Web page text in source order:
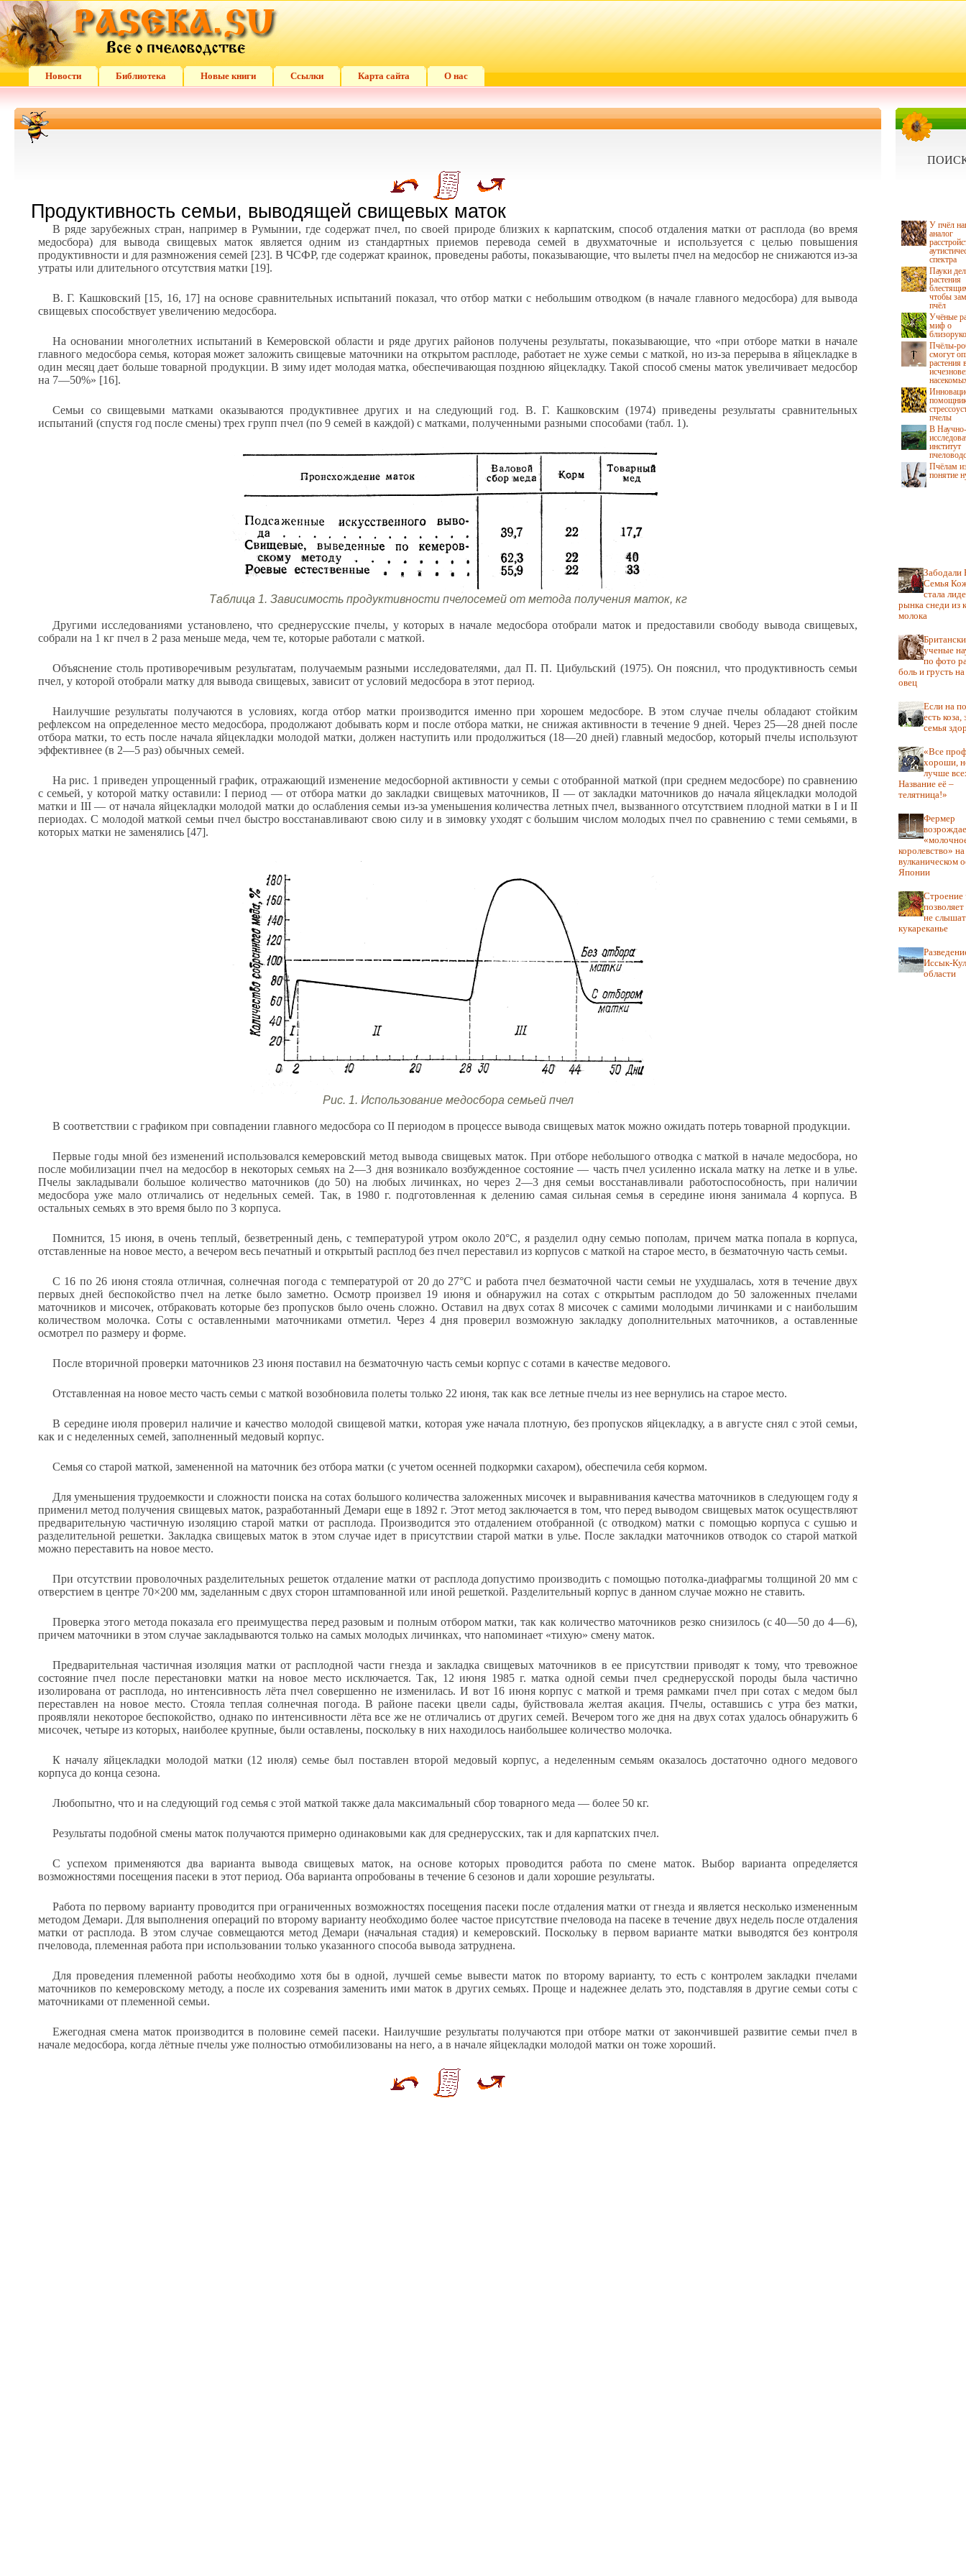
Новости Библиотека Новые книги Ссылки Карта сайта О нас
Продуктивность семьи, выводящей свищевых маток
В ряде зарубежных стран, например в Румынии, где содержат пчел, по своей природе близких к карпатским, способ отдаления матки от расплода (во время
медосбора) для вывода свищевых маток является одним из стандартных приемов перевода семей в двухматочные и используется с целью повышения
продуктивности и для размножения семей [23]. В ЧСФР, где содержат краинок, проведены работы, показывающие, что вылеты пчел на медосбор не снижаются из-за
утраты или длительного отсутствия матки [19].
В. Г. Кашковский [15, 16, 17] на основе сравнительных испытаний показал, что отбор матки с небольшим отводком (в начале главного медосбора) для вывода
свищевых способствует увеличению медосбора.
На основании многолетних испытаний в Кемеровской области и ряде других районов получены результаты, показывающие, что «при отборе матки в начале
главного медосбора семья, которая может заложить свищевые маточники на открытом расплоде, работает не хуже семьи с маткой, но из-за перерыва в яйцекладке в
один месяц дает больше товарной продукции. В зиму идет молодая матка, обеспечивающая позднюю яйцекладку. Такой способ смены маток увеличивает медосбор
на 7—50%» [16].
Семьи со свищевыми матками оказываются продуктивнее других и на следующий год. В. Г. Кашковским (1974) приведены результаты сравнительных
испытаний (спустя год после смены) трех групп пчел (по 9 семей в каждой) с матками, полученными разными способами (табл. 1).
Таблица 1. Зависимость продуктивности пчелосемей от метода получения маток, кг
Другими исследованиями установлено, что среднерусские пчелы, у которых в начале медосбора отобрали маток и предоставили свободу вывода свищевых,
собрали на 1 кг пчел в 2 раза меньше меда, чем те, которые работали с маткой.
Объяснение столь противоречивым результатам, получаемым разными исследователями, дал П. П. Цибульский (1975). Он пояснил, что продуктивность семьи
пчел, у которой отобрали матку для вывода свищевых, зависит от условий медосбора в этот период.
Наилучшие результаты получаются в условиях, когда отбор матки производится именно при хорошем медосборе. В этом случае пчелы обладают стойким
рефлексом на определенное место медосбора, продолжают добывать корм и после отбора матки, не снижая активности в течение 9 дней. Через 25—28 дней после
отбора матки, то есть после начала яйцекладки молодой матки, должен наступить или продолжиться (18—20 дней) главный медосбор, который пчелы используют
эффективнее (в 2—5 раз) обычных семей.
На рис. 1 приведен упрощенный график, отражающий изменение медосборной активности у семьи с отобранной маткой (при среднем медосборе) по сравнению
с семьей, у которой матку оставили: I период — от отбора матки до закладки свищевых маточников, II — от закладки маточников до начала яйцекладки молодой
матки и III — от начала яйцекладки молодой матки до ослабления семьи из-за уменьшения количества летных пчел, вызванного отсутствием плодной матки в I и II
периодах. С молодой маткой семьи пчел быстро восстанавливают свою силу и в зимовку уходят с большим числом молодых пчел по сравнению с теми семьями, в
которых матки не заменялись [47].
Рис. 1. Использование медосбора семьей пчел
В соответствии с графиком при совпадении главного медосбора со II периодом в процессе вывода свищевых маток можно ожидать потерь товарной продукции.
Первые годы мной без изменений использовался кемеровский метод вывода свищевых маток. При отборе небольшого отводка с маткой в начале медосбора, но
после мобилизации пчел на медосбор в некоторых семьях на 2—3 дня возникало возбужденное состояние — часть пчел усиленно искала матку на летке и в улье.
Пчелы закладывали большое количество маточников (до 50) на любых личинках, но через 2—3 дня семьи восстанавливали работоспособность, при наличии
медосбора уже мало отличались от недельных семей. Так, в 1980 г. подготовленная к делению самая сильная семья в середине июня занимала 4 корпуса. В
остальных семьях в это время было по 3 корпуса.
Помнится, 15 июня, в очень теплый, безветренный день, с температурой утром около 20°С, я разделил одну семью пополам, причем матка попала в корпуса,
отставленные на новое место, а вечером весь печатный и открытый расплод без пчел переставил из корпусов с маткой на старое место, в безматочную часть семьи.
С 16 по 26 июня стояла отличная, солнечная погода с температурой от 20 до 27°С и работа пчел безматочной части семьи не ухудшалась, хотя в течение двух
первых дней беспокойство пчел на летке было заметно. Осмотр произвел 19 июня и обнаружил на сотах с открытым расплодом до 50 заложенных пчелами
маточников и мисочек, отбраковать которые без пропусков было очень сложно. Оставил на двух сотах 8 мисочек с самими молодыми личинками и с наибольшим
количеством молочка. Соты с оставленными маточниками отметил. Через 4 дня проверил возможную закладку дополнительных маточников, а оставленные
осмотрел по размеру и форме.
После вторичной проверки маточников 23 июня поставил на безматочную часть семьи корпус с сотами в качестве медового.
Отставленная на новое место часть семьи с маткой возобновила полеты только 22 июня, так как все летные пчелы из нее вернулись на старое место.
В середине июля проверил наличие и качество молодой свищевой матки, которая уже начала плотную, без пропусков яйцекладку, а в августе снял с этой семьи,
как и с неделенных семей, заполненный медовый корпус.
Семья со старой маткой, замененной на маточник без отбора матки (с учетом осенней подкормки сахаром), обеспечила себя кормом.
Для уменьшения трудоемкости и сложности поиска на сотах большого количества заложенных мисочек и выравнивания качества маточников в следующем году я
применил метод получения свищевых маток, разработанный Демари еще в 1892 г. Этот метод заключается в том, что перед выводом свищевых маток осуществляют
предварительную частичную изоляцию старой матки от расплода. Производится это отдалением отобранной (с отводком) матки с помощью корпуса с сушью и
разделительной решетки. Закладка свищевых маток в этом случае идет в присутствии старой матки в улье. После закладки маточников отводок со старой маткой
можно переставить на новое место.
При отсутствии проволочных разделительных решеток отдаление матки от расплода допустимо производить с помощью потолка-диафрагмы толщиной 20 мм с
отверстием в центре 70×200 мм, заделанным с двух сторон штампованной или иной решеткой. Разделительный корпус в данном случае можно не ставить.
Проверка этого метода показала его преимущества перед разовым и полным отбором матки, так как количество маточников резко снизилось (с 40—50 до 4—6),
причем маточники в этом случае закладываются только на самых молодых личинках, что напоминает «тихую» смену маток.
Предварительная частичная изоляция матки от расплодной части гнезда и закладка свищевых маточников в ее присутствии приводят к тому, что тревожное
состояние пчел после перестановки матки на новое место исключается. Так, 12 июня 1985 г. матка одной семьи пчел среднерусской породы была частично
изолирована от расплода, но интенсивность лёта пчел совершенно не изменилась. И вот 16 июня корпус с маткой и тремя рамками пчел при сотах с медом был
переставлен на новое место. Стояла теплая солнечная погода. В районе пасеки цвели сады, буйствовала желтая акация. Пчелы, оставшись с утра без матки,
проявляли некоторое беспокойство, однако по интенсивности лёта все же не отличались от других семей. Вечером того же дня на двух сотах удалось обнаружить 6
мисочек, четыре из которых, наиболее крупные, были оставлены, поскольку в них находилось наибольшее количество молочка.
К началу яйцекладки молодой матки (12 июля) семье был поставлен второй медовый корпус, а неделенным семьям оказалось достаточно одного медового
корпуса до конца сезона.
Любопытно, что и на следующий год семья с этой маткой также дала максимальный сбор товарного меда — более 50 кг.
Результаты подобной смены маток получаются примерно одинаковыми как для среднерусских, так и для карпатских пчел.
С успехом применяются два варианта вывода свищевых маток, на основе которых проводится работа по смене маток. Выбор варианта определяется
возможностями посещения пасеки в этот период. Оба варианта опробованы в течение 6 сезонов и дали хорошие результаты.
Работа по первому варианту проводится при ограниченных возможностях посещения пасеки после отдаления матки от гнезда и является несколько измененным
методом Демари. Для выполнения операций по второму варианту необходимо более частое присутствие пчеловода на пасеке в течение двух недель после отдаления
матки от расплода. В этом случае совмещаются метод Демари (начальная стадия) и кемеровский. Поскольку в первом варианте матки выводятся без контроля
пчеловода, племенная работа при использовании только указанного способа вывода затруднена.
Для проведения племенной работы необходимо хотя бы в одной, лучшей семье вывести маток по второму варианту, то есть с контролем закладки пчелами
маточников по кемеровскому методу, а после их созревания заменить ими маток в других семьях. Проще и надежнее делать это, подставляя в другие семьи соты с
маточниками от племенной семьи.
Ежегодная смена маток производится в половине семей пасеки. Наилучшие результаты получаются при отборе матки от закончившей развитие семьи пчел в
начале медосбора, когда лётные пчелы уже полностью отмобилизованы на него, а в начале яйцекладки молодой матки он тоже хороший.
У пчёл
аналог
спектра
Пауки
растения
чтобы
пчёл
Учёные
миф о
Пчёлы-
смогут
растения
пчелы
В Научно-
институт
Пчёлам
понятие
Забодали
Семья
стала
рынка снеди из
молока
ученые
по фото
боль и грусть
овец
Если на
есть коза,
семья
«Все
хороши,
лучше
Название её –
телятница!»
Фермер
королевство» на
вулканическом
Японии
Строение
не
кукареканье
Иссык-
области